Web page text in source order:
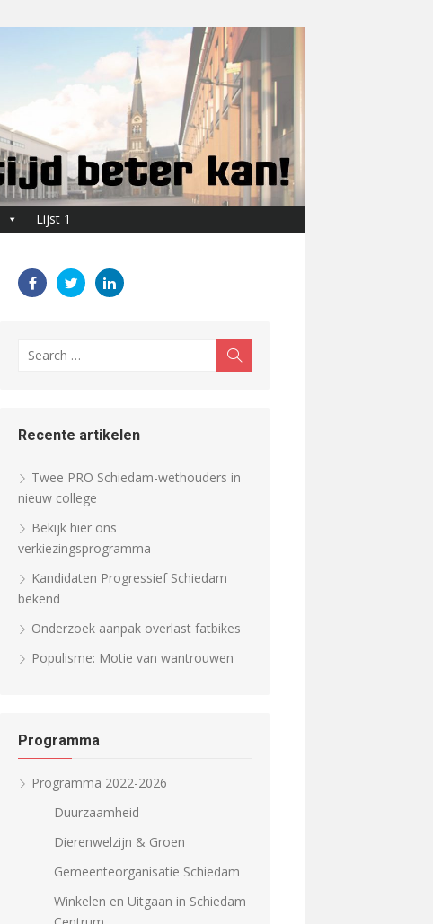
Lijst 1
for:
Recente artikelen
Twee PRO Schiedam-wethouders in
nieuw college
Bekijk hier ons
verkiezingsprogramma
Kandidaten Progressief Schiedam
bekend
Onderzoek aanpak overlast fatbikes
Populisme: Motie van wantrouwen
Programma
Programma 2022-2026
Duurzaamheid
Dierenwelzijn & Groen
Gemeenteorganisatie Schiedam
Winkelen en Uitgaan in Schiedam